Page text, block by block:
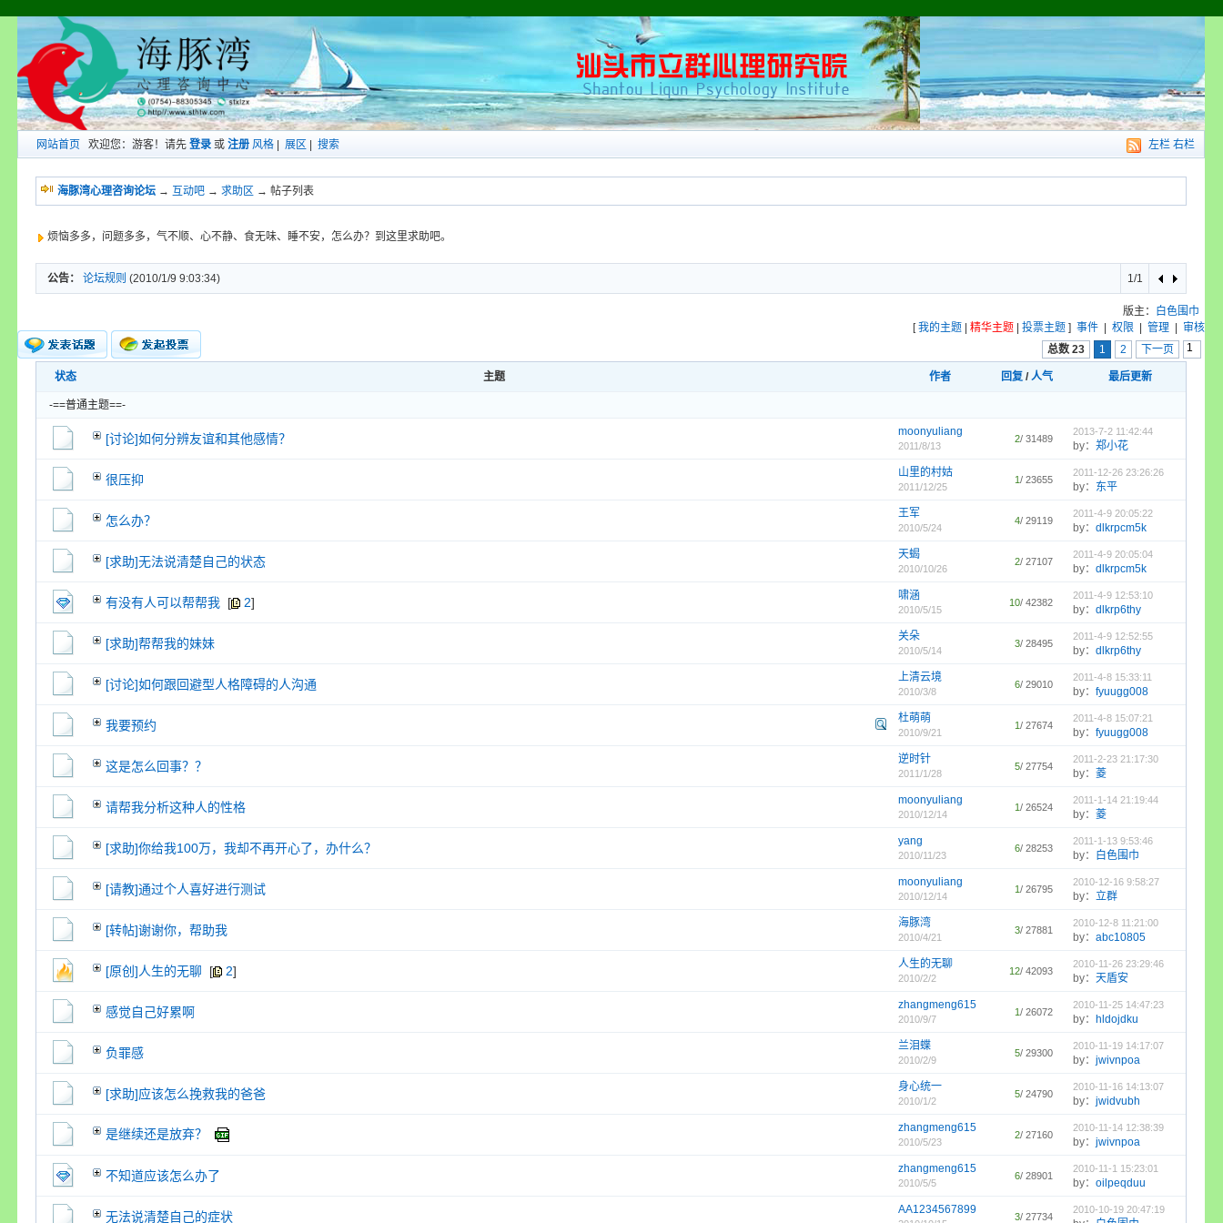
左栏 右栏
网站首页 欢迎您：游客！请先 登录 或 注册 风格 展区 搜索
海豚湾心理咨询论坛→ 互动吧→ 求助区 → 帖子列表
烦恼多多，问题多多，气不顺、心不静、食无味、睡不安，怎么办？到这里求助吧。
公告： 论坛规则 (2010/1/9 9:03:34) 1/1
新的主题
投票帖
新小字报
版主：
白色围巾
[我的主题 精华主题 投票主题 ] 事件 权限 管理
审核
总数 23
1 2 下一页
状态 主题 作者 回复 /人气 最后更新
-==普通主题==-
[讨论]如何分辨友谊和其他感情？ moonyuliang
2011/8/13
2/ 31489
2013-7-2 11:42:44
by： 郑小花
很压抑 山里的村姑
2011/12/25
1/ 23655
2011-12-26 23:26:26
by： 东平
怎么办？ 王军
2010/5/24
4/ 29119
2011-4-9 20:05:22
by： dlkrpcm5k
[求助]无法说清楚自己的状态 天蝎
2010/10/26
2/ 27107
2011-4-9 20:05:04
by： dlkrpcm5k
有没有人可以帮帮我 [ 2] 啸涵
2010/5/15
10/ 42382
2011-4-9 12:53:10
by： dlkrp6thy
[求助]帮帮我的妹妹 关朵
2010/5/14
3/ 28495
2011-4-9 12:52:55
by： dlkrp6thy
[讨论]如何跟回避型人格障碍的人沟通 上清云境
2010/3/8
6/ 29010
2011-4-8 15:33:11
by： fyuugg008
我要预约 杜萌萌
2010/9/21
1/ 27674
2011-4-8 15:07:21
by： fyuugg008
这是怎么回事？？ 逆时针
2011/1/28
5/ 27754
2011-2-23 21:17:30
by： 菱
请帮我分析这种人的性格 moonyuliang
2010/12/14
1/ 26524
2011-1-14 21:19:44
by： 菱
[求助]你给我100万，我却不再开心了，办什么？ yang
2010/11/23
6/ 28253
2011-1-13 9:53:46
by： 白色围巾
[请教]通过个人喜好进行测试 moonyuliang
2010/12/14
1/ 26795
2010-12-16 9:58:27
by： 立群
[转帖]谢谢你，帮助我 海豚湾
2010/4/21
3/ 27881
2010-12-8 11:21:00
by： abc10805
[原创]人生的无聊 [ 2] 人生的无聊
2010/2/2
12/ 42093
2010-11-26 23:29:46
by： 天盾安
感觉自己好累啊 zhangmeng615
2010/9/7
1/ 26072
2010-11-25 14:47:23
by： hldojdku
负罪感 兰泪蝶
2010/2/9
5/ 29300
2010-11-19 14:17:07
by： jwivnpoa
[求助]应该怎么挽救我的爸爸 身心统一
2010/1/2
5/ 24790
2010-11-16 14:13:07
by： jwidvubh
是继续还是放弃？ zhangmeng615
2010/5/23
2/ 27160
2010-11-14 12:38:39
by： jwivnpoa
不知道应该怎么办了 zhangmeng615
2010/5/5
6/ 28901
2010-11-1 15:23:01
by： oilpeqduu
无法说清楚自己的症状 AA1234567899
3/ 27734
2010-10-19 20:47:19